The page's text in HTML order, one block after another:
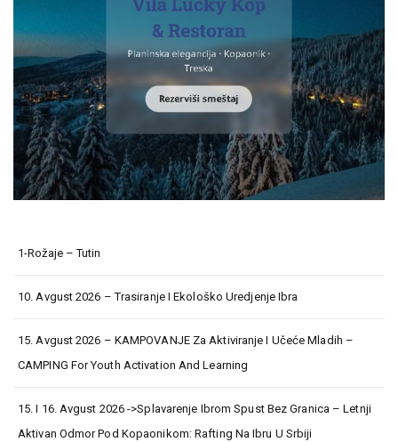
1-Rožaje – Tutin
10. Avgust 2026 – Trasiranje I Ekološko Uredjenje Ibra
15. Avgust 2026 – KAMPOVANJE Za Aktiviranje I Učeće Mladih –
CAMPING For Youth Activation And Learning
15. I 16. Avgust 2026 ->Splavarenje Ibrom Spust Bez Granica – Letnji
Aktivan Odmor Pod Kopaonikom: Rafting Na Ibru U Srbiji